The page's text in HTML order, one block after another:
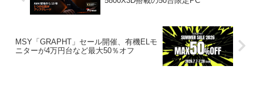
MSY「GRAPHT」セール開催、有機ELモ
ニターが4万円台など最大50％オフ